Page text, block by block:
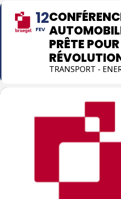
12
FEV
PRÊTE
TRANSPORT -